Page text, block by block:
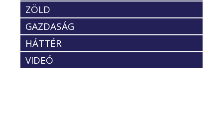
ZÖLD
GAZDASÁG
HÁTTÉR
VIDEÓ